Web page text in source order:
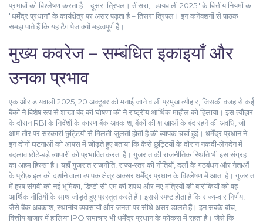
प्रभावों को विश्लेषण करता है – दूसरा त्रिपल। तीसरा, "डायवाली 2025" के वित्तीय नियमों का
"धर्मेंद्र प्रधान" के कार्यक्षेत्र पर असर पड़ता है – तिसरा त्रिपल। इन कनेक्शनों से पाठक
समझ पाते हैं कि यह टैग पेज क्यों महत्वपूर्ण है।
मुख्य कवरेज – सम्बंधित इकाइयाँ और
उनका प्रभाव
एक ओरडायवाली 2025 20 अक्टूबर को मनाई जाने वाली प्रमुख त्यौहार, जिसकी वजह से कई
बैंकों ने विशेष रूप से शाखा बंद की घोषणा कीने राष्ट्रीय आर्थिक माहौल को हिलाया। इस त्यौहार
के दौरान RBI के निर्देशों के कारणबैंक अवकाश, बैंकों की शाखाओं के बंद रहने की अवधि, जो
आम तौर पर सरकारी छुट्टियों से मिलती‑जुलती होती हैकी व्यापक चर्चा हुई। धर्मेंद्र प्रधान ने
इन दोनों घटनाओं को आपस में जोड़ते हुए बताया कि कैसे छुट्टियों के दौरान नकदी‑लेनदेन में
बदलाव छोटे‑बड़े व्यापारी को प्रभावित करता है। गुजरात की राजनीतिक स्थिति भी इस संग्रह
का अहम हिस्सा है। यहाँगुजरात राजनीति, राज्य‑स्तर की नीतियों, दलों के गठबंधन और नेताओं
के प्रोफ़ाइल को दर्शाने वाला व्यापक क्षेत्रअक्सर धर्मेंद्र प्रधान के विश्लेषण में आता है। गुजरात
में हरष संगवी की नई भूमिका, डिप्टी सी‑एम की शपथ और नए मंत्रियों की बारीकियों को वह
आर्थिक नीतियों के साथ जोड़ते हुए प्रस्तुत करते हैं। इससे स्पष्ट होता है कि राज्य‑वार निर्णय,
जैसे बैंक अवकाश, स्थानीय व्यवसायों और जनता पर सीधे असर डालते हैं। इन सबके बीच,
वित्तीय बाजार में हालिया IPO समाचार भी धर्मेंद्र प्रधान के फोकस में रहता है। जैसे कि